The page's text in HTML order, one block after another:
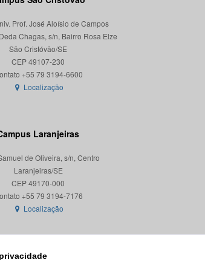
Prof. José Aloísio de Campos
Chagas, s/n, Bairro Rosa Elze
São Cristóvão/SE
CEP 49107-230
Localização
Laranjeiras
de Oliveira, s/n, Centro
Laranjeiras/SE
CEP 49170-000
Localização